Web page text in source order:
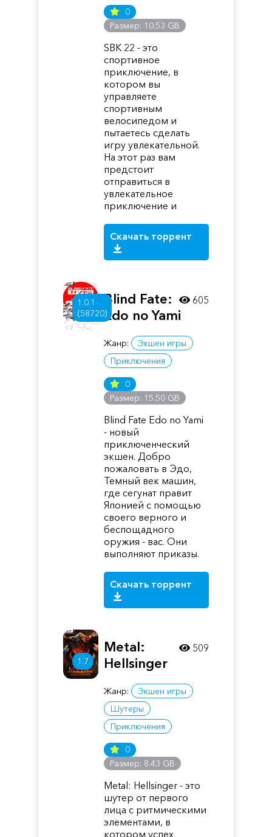
0
Размер: 10.53 GB
SBK 22 - это
спортивное
приключение, в
котором вы
управляете
спортивным
велосипедом и
пытаетесь сделать
игру увлекательной.
На этот раз вам
предстоит
отправиться в
увлекательное
приключение и
Скачать торрент
1.0.1
(58720)
Blind Fate:
Edo no Yami
Жанр:
Экшен игры
Приключения
0
Размер: 15.50 GB
Blind Fate Edo no Yami
- новый
приключенческий
экшен. Добро
пожаловать в Эдо,
Темный век машин,
где сегунат правит
Японией с помощью
своего верного и
беспощадного
оружия - вас. Они
выполняют приказы.
Скачать торрент
605
1.7
Metal:
Hellsinger
Жанр:
Экшен игры
Шутеры
Приключения
0
Размер: 8.43 GB
Metal: Hellsinger - это
шутер от первого
лица с ритмическими
элементами, в
котором успех
509